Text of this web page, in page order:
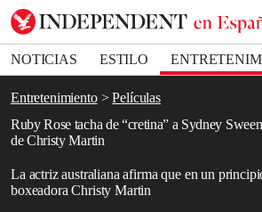
NOTICIAS ESTILO
DEPORTES
Entretenimiento
Películas
Ruby Rose tacha de “cretina” a Sydney
de Christy Martin
La actriz australiana afirma que en un
boxeadora Christy Martin
Bookmark popover
Removed from bookmarks
Close popover